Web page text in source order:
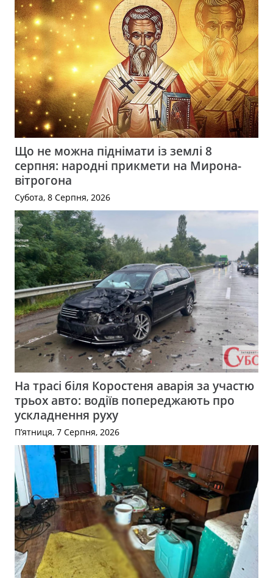
Що не можна піднімати із землі 8
серпня: народні прикмети на Мирона-
вітрогона
Субота, 8 Серпня, 2026
На трасі біля Коростеня аварія за участю
трьох авто: водіїв попереджають про
ускладнення руху
П’ятниця, 7 Серпня, 2026